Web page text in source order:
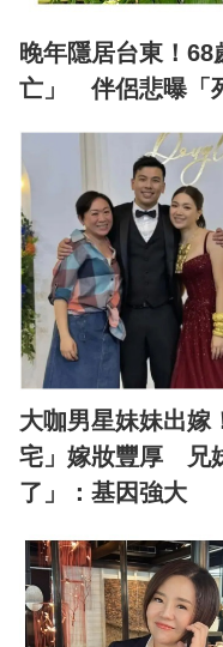
晚年隱居台東！
亡」 伴侶悲曝「
大咖男星妹妹出嫁
宅」嫁妝豐厚 兄
了」：基因強大